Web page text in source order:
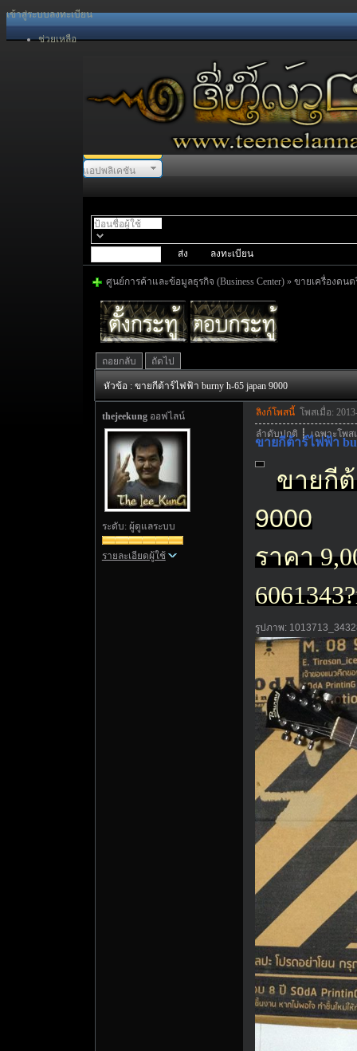
เข้าสู่ระบบลงทะเบียน
ช่วยเหลือ
แอปพลิเคชัน
ลงทะเบียน
ศูนย์การค้าและข้อมูลธุรกิจ (Business Center) »ขายเครื่องดนต
ถอยกลับ ถัดไป
หัวข้อ : ขายกีต้าร์ไฟฟ้า burny h-65 japan 9000
thejeekung ออฟไลน์
ระดับ: ผู้ดูแลระบบ
รายละเอียดผู้ใช้
ลิงก์โพสนี้ โพสเมื่อ:
ลำดับปกติ ┊ เฉพาะโพส
ขายกีต้าร์ไฟฟ้า
ขายกี
9000
ราคา
6061343
รูปภาพ: